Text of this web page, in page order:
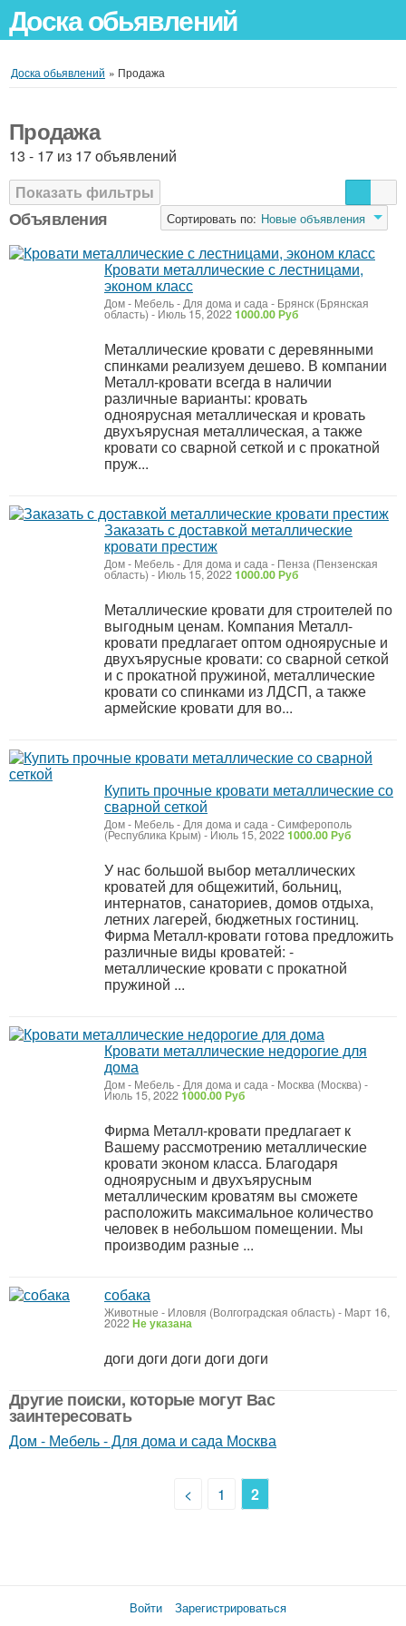
Доска обьявлений
Доска обьявлений » Продажа
Продажа
13 - 17 из 17 объявлений
Показать фильтры
Сортировать по: Новые объявления
Объявления
Кровати металлические с лестницами,
эконом класс
Дом - Мебель - Для дома и сада- Брянск (Брянская
область) - Июль 15, 20221000.00 Руб
Металлические кровати с деревянными
спинками реализуем дешево. В компании
Металл-кровати всегда в наличии
различные варианты: кровать
одноярусная металлическая и кровать
двухъярусная металлическая, а также
кровати со сварной сеткой и с прокатной
пруж...
Заказать с доставкой металлические
кровати престиж
Дом - Мебель - Для дома и сада- Пенза (Пензенская
область) - Июль 15, 20221000.00 Руб
Металлические кровати для строителей по
выгодным ценам. Компания Металл-
кровати предлагает оптом одноярусные и
двухъярусные кровати: со сварной сеткой
и с прокатной пружиной, металлические
кровати со спинками из ЛДСП, а также
армейские кровати для во...
Купить прочные кровати металлические со
сварной сеткой
Дом - Мебель - Для дома и сада-Симферополь
(Республика Крым) - Июль 15, 20221000.00 Руб
У нас большой выбор металлических
кроватей для общежитий, больниц,
интернатов, санаториев, домов отдыха,
летних лагерей, бюджетных гостиниц.
Фирма Металл-кровати готова предложить
различные виды кроватей: -
металлические кровати с прокатной
пружиной ...
Кровати металлические недорогие для
дома
Дом - Мебель - Для дома и сада- Москва (Москва) -
Июль 15, 20221000.00 Руб
Фирма Металл-кровати предлагает к
Вашему рассмотрению металлические
кровати эконом класса. Благодаря
одноярусным и двухъярусным
металлическим кроватям вы сможете
расположить максимальное количество
человек в небольшом помещении. Мы
производим разные ...
собака
Животные - Иловля (Волгоградская область) - Март 16,
2022Не указана
доги доги доги доги доги
Другие поиски, которые могут Вас
заинтересовать
Дом - Мебель - Для дома и сада Москва
< 1 2
Войти Зарегистрироваться